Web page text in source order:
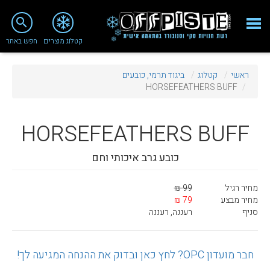
close
מי אנחנו
ציוד סקי
מאמרים
טיפולים ושירות
מועדון לקוחות
TeamOPC
קטלוג מוצרים
search
חפש באתר
ראשי קטלוג
ביגוד תרמי, כובעים
HORSEFEATHERS BUFF
HORSEFEATHERS BUFF
כובע גרב איכותי וחם
מחיר רגיל
99 ₪
מחיר מבצע
79 ₪
סניף
רעננה, רעננה
חבר מועדון OPC? לחץ כאן ובדוק את ההנחה המגיעה לך!